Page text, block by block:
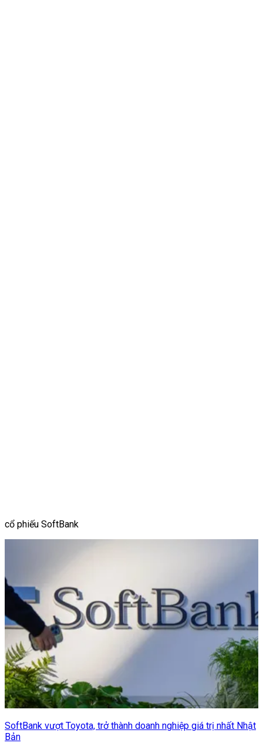
cổ phiếu SoftBank
SoftBank vượt Toyota, trở thành doanh nghiệp giá trị nhất Nhật
Bản